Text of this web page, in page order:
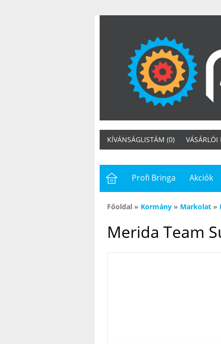
KÍVÁNSÁGLISTÁM (0)
Profi Bringa Akciók
Főoldal » Kormány » Markolat »
Merida Team